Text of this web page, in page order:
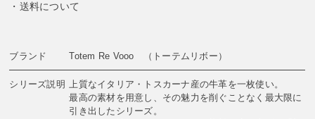
送料について
ブランド Totem Re Vooo （トーテムリボー）
シリーズ説明 上質なイタリア・トスカーナ産の牛革を一枚使い。
最高の素材を用意し、その魅力を削ぐことなく最大限に
引き出したシリーズ。